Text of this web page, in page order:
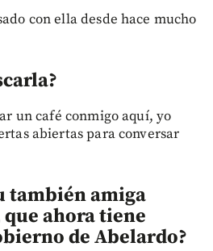
con ella desde hace mucho
un café conmigo aquí, yo
abiertas para conversar
también amiga
ahora tiene
de Abelardo?